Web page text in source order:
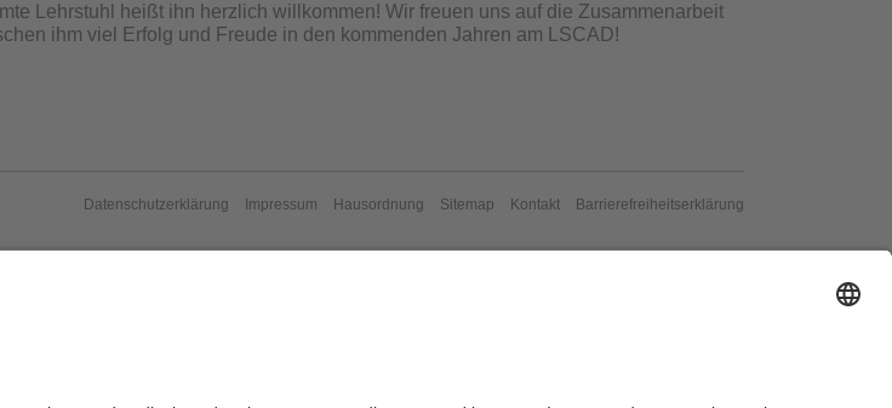
Lehrstuhl heißt ihn herzlich willkommen! Wir freuen uns auf die Zusammenarbeit
ihm viel Erfolg und Freude in den kommenden Jahren am LSCAD!
Datenschutzerklärung Impressum Hausordnung Sitemap Kontakt Barrierefreiheitserklärung